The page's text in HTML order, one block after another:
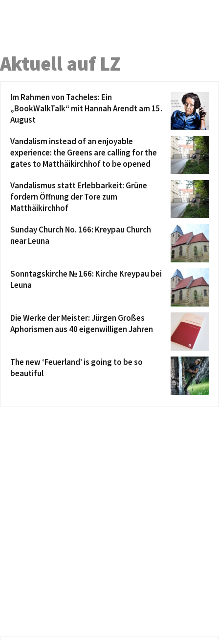
Aktuell auf LZ
Im Rahmen von Tacheles: Ein
„BookWalkTalk“ mit Hannah Arendt am 15.
August
Vandalism instead of an enjoyable
experience: the Greens are calling for the
gates to Matthäikirchhof to be opened
Vandalismus statt Erlebbarkeit: Grüne
fordern Öffnung der Tore zum
Matthäikirchhof
Sunday Church No. 166: Kreypau Church
near Leuna
Sonntagskirche № 166: Kirche Kreypau bei
Leuna
Die Werke der Meister: Jürgen Großes
Aphorismen aus 40 eigenwilligen Jahren
The new ‘Feuerland’ is going to be so
beautiful